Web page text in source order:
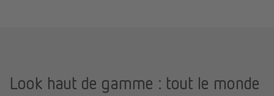
Look haut de gamme : tout le monde